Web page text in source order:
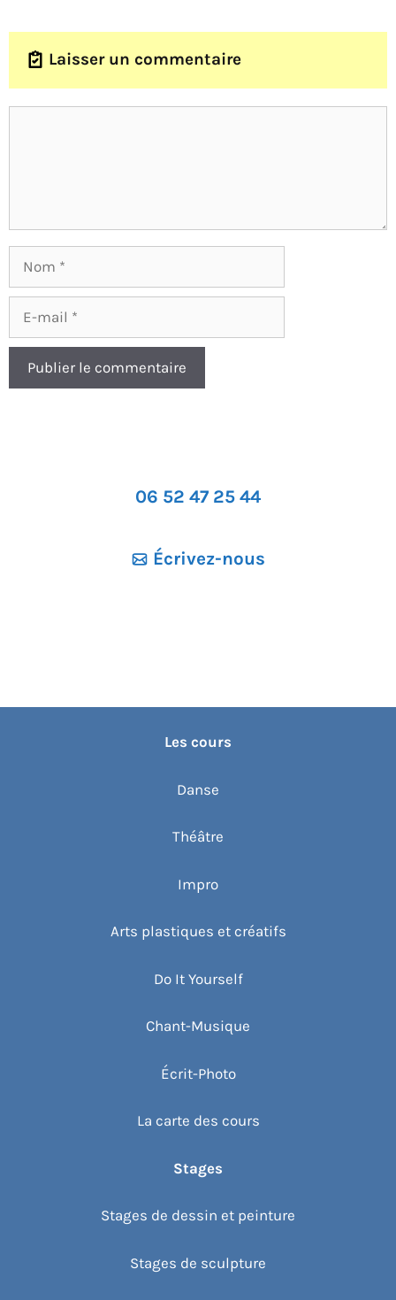
Laisser un commentaire
Nom
mail
06 52 47 25 44
Écrivez-nous
Les cours
Danse
Théâtre
Impro
Arts plastiques et créatifs
Do It Yourself
Chant-Musique
Écrit-Photo
La carte des cours
Stages
Stages de dessin et peinture
Stages de sculpture